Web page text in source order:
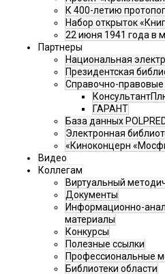
К 400-летию
Набор открыток
22 июня 1941 года в
Партнеры
Национальная
Президентская
Справочно-правовые
ГАРАНТ
База данных
Электронная
«Киноконцерн
Видео
Коллегам
Виртуальный
Документы
Информационно-
материалы
Конкурсы
Полезные ссылки
Профессиональные
Библиотеки области